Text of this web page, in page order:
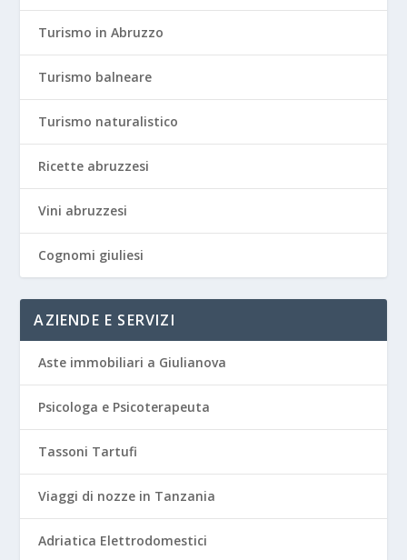
Turismo in Abruzzo
Turismo balneare
Turismo naturalistico
Ricette abruzzesi
Vini abruzzesi
Cognomi giuliesi
AZIENDE E SERVIZI
Aste immobiliari a Giulianova
Psicologa e Psicoterapeuta
Tassoni Tartufi
Viaggi di nozze in Tanzania
Adriatica Elettrodomestici